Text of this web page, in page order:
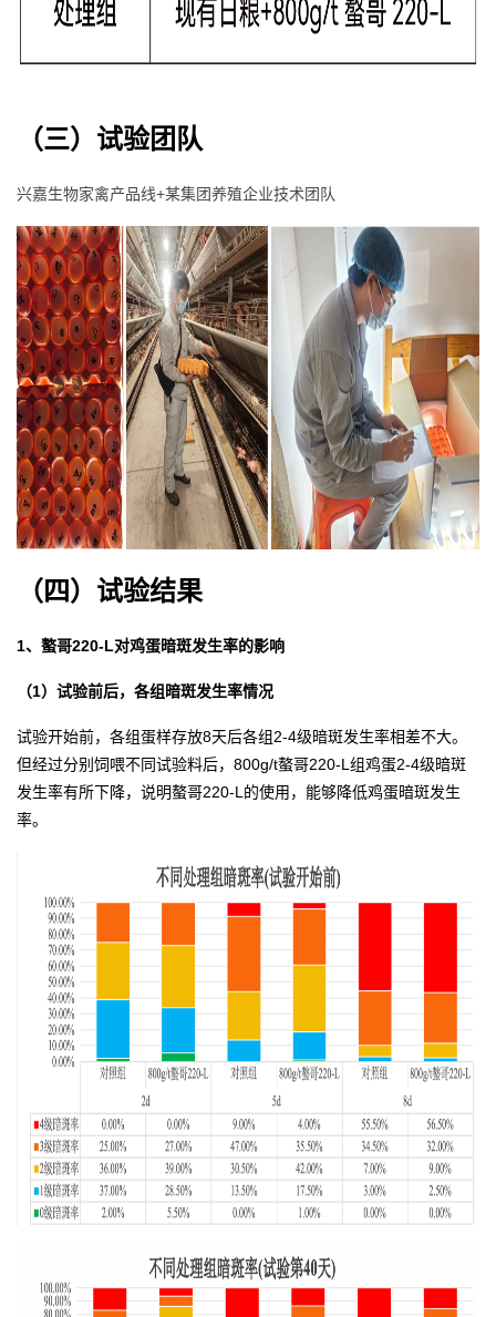
（三）试验团队
兴嘉生物家禽产品线+某集团养殖企业技术团队
（ 四）试验结果
1、螯哥220-L对鸡蛋暗斑发生率的影响
（1）试验前后，各组暗斑发生率情况
试验开始前，各组蛋样存放8天后各组2-4级暗斑发生率相差不大。
但经过分别饲喂不同试验料后，800g/t螯哥220-L组鸡蛋2-4级暗斑
发生率有所下降，说明螯哥220-L的使用，能够降低鸡蛋暗斑发生
率。